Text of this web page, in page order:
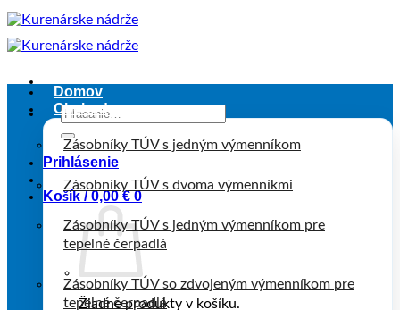
Skip
content
Hľadať:
Prihlásenie
Košík /0,00€ 0
Žiadne produkty v košíku.
Domov
Obchod
Zásobníky TÚV s jedným výmenníkom
Zásobníky TÚV s dvoma výmenníkmi
Zásobníky TÚV s jedným výmenníkom pre
tepelné čerpadlá
Zásobníky TÚV so zdvojeným výmenníkom pre
tepelné čerpadlá